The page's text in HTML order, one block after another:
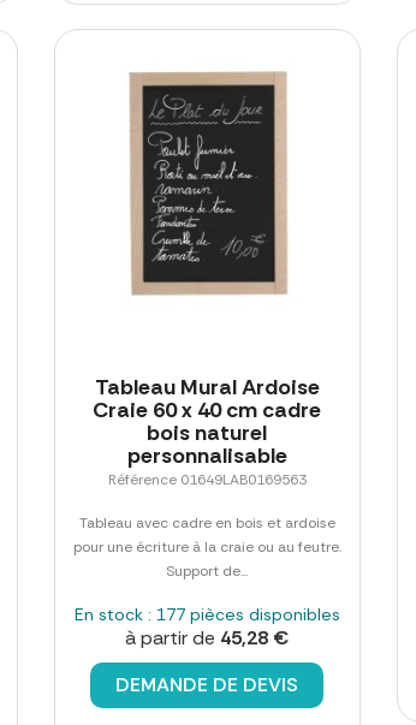
Tableau Mural Ardoise
Craie 60 x 40 cm cadre
bois naturel
personnalisable
Référence 01649LAB0169563
Tableau avec cadre en bois et ardoise
pour une écriture à la craie ou au feutre.
Support de...
En stock : 177 pièces disponibles
à partir de 45,28 €
DEMANDE DE DEVIS